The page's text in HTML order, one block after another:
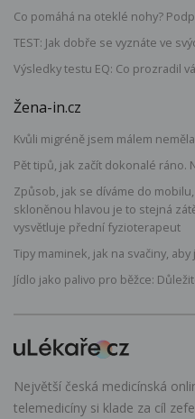
Co pomáhá na oteklé nohy?
TEST: Jak dobře se vyznáte ve
Výsledky testu EQ: Co prozradil
Žena-in.cz
Kvůli migréně jsem málem
Pět tipů, jak začít dokonalé
Způsob, jak se díváme do
skloněnou hlavou je to stejná
vysvětluje přední fyzioterapeut
Tipy maminek, jak na svačiny,
Jídlo jako palivo pro běžce:
Největší česká medicínská
telemedicíny si klade za cíl